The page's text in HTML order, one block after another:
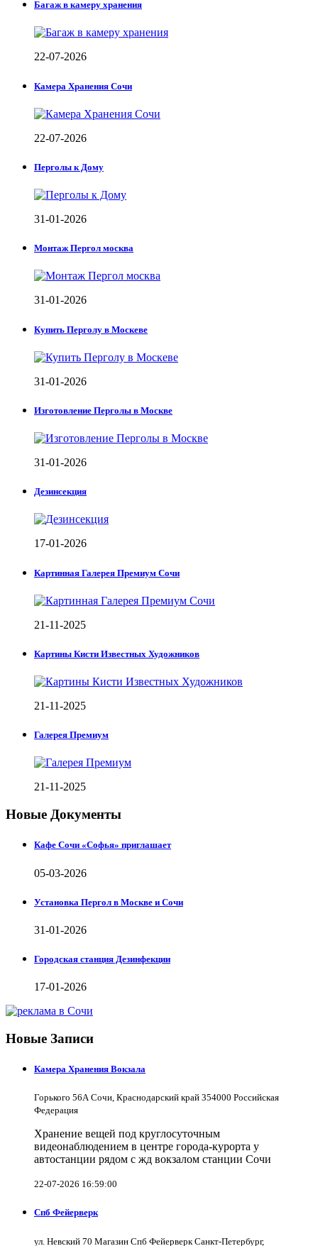
Багаж в камеру хранения
22-07-2026
Камера Хранения Сочи
22-07-2026
Перголы к Дому
31-01-2026
Монтаж Пергол москва
31-01-2026
Купить Перголу в Москеве
31-01-2026
Изготовление Перголы в Москве
31-01-2026
Дезинсекция
17-01-2026
Картинная Галерея Премиум Сочи
21-11-2025
Картины Кисти Известных Художников
21-11-2025
Галерея Премиум
21-11-2025
Новые Документы
Кафе Сочи «Софья» приглашает
05-03-2026
Установка Пергол в Москве и Сочи
31-01-2026
Городская станция Дезинфекции
17-01-2026
Новые Записи
Камера Хранения Вокзала
Горького 56А Сочи, Краснодарский край 354000 Российская
Федерация
Хранение вещей под круглосуточным
видеонаблюдением в центре города-курорта у
автостанции рядом с жд вокзалом станции Сочи
22-07-2026 16:59:00
Спб Фейерверк
ул. Невский 70 Магазин Спб Фейерверк Санкт-Петербург,